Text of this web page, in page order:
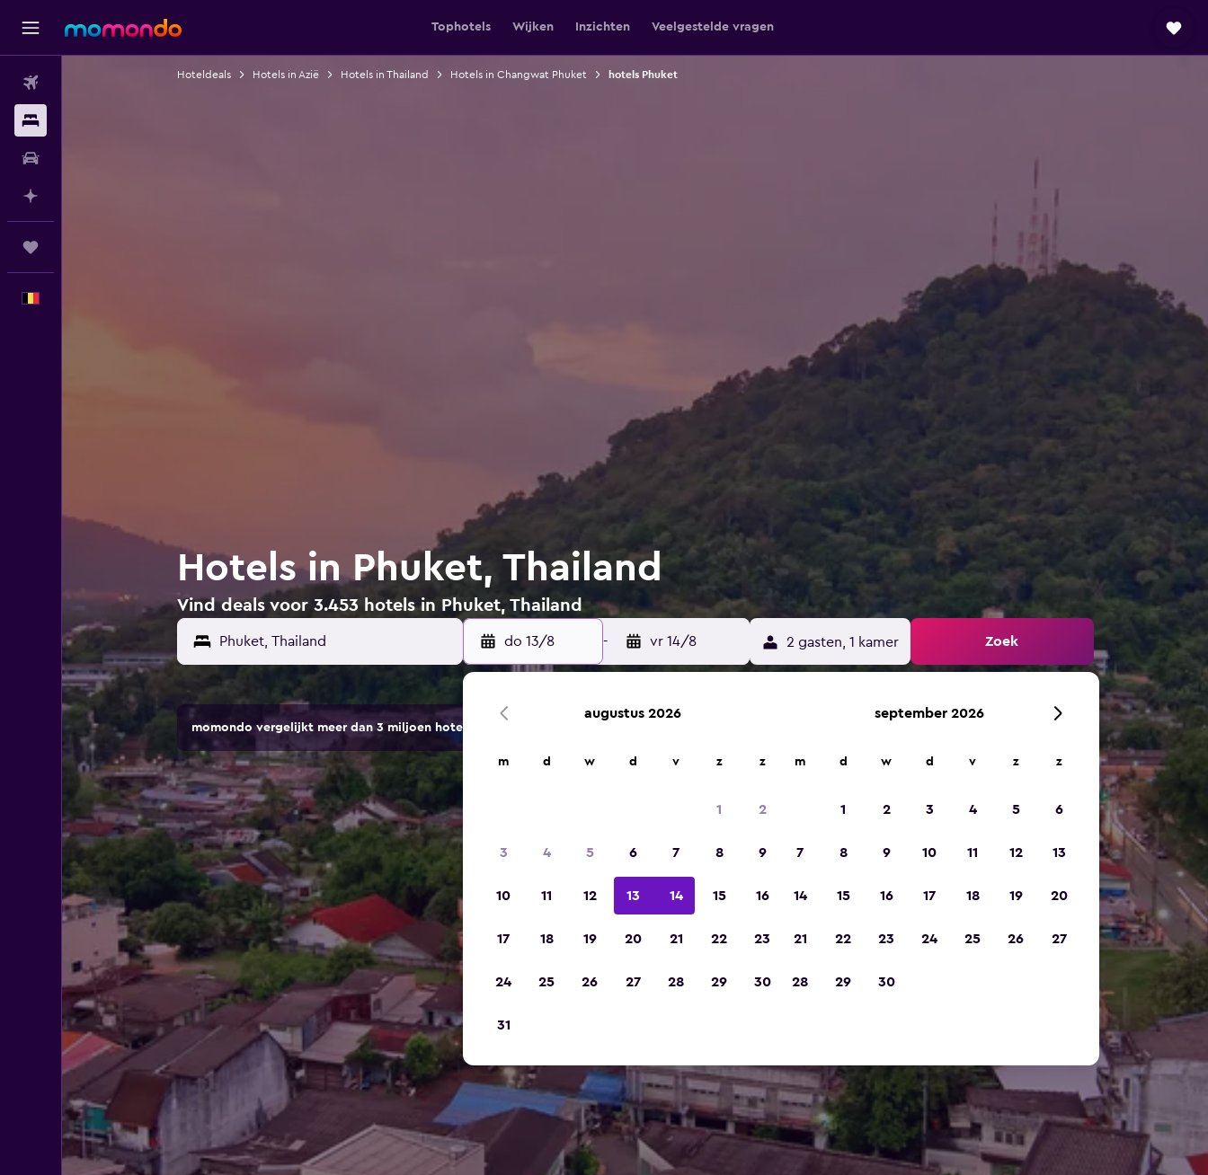
Tophotels Wijken Inzichten Veelgestelde vragen
Hoteldeals Hotels in Azië Hotels in Thailand Hotels in Changwat Phuket hotels Phuket
Hotels in Phuket, Thailand
Vind deals voor 3.453 hotels in Phuket, Thailand
do 13/8 - vr 14/8 2 gasten, 1 kamer Zoek
momondo vergelijkt meer dan 3 miljoen hotels en accommodaties.
augustus 2026
m d w d v z z
1 2
3 4 5 6 7 8 9
10 11 12 13 14 15 16
17 18 19 20 21 22 23
24 25 26 27 28 29 30
31
september 2026
m d w d v z z
1 2 3 4 5 6
7 8 9 10 11 12 13
14 15 16 17 18 19 20
21 22 23 24 25 26 27
28 29 30